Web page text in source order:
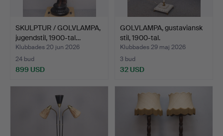
SKULPTUR / GOLVLAMPA,
jugendstil, 1900-tal…
Klubbades 20 jun 2026
24 bud
899 USD
GOLVLAMPA, gustaviansk
stil, 1900-tal.
Klubbades 29 maj 2026
3 bud
32 USD